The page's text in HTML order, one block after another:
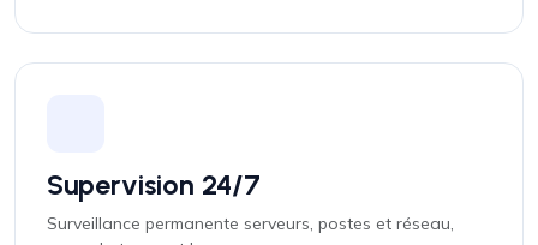
Supervision 24/7
Surveillance permanente serveurs, postes et réseau,